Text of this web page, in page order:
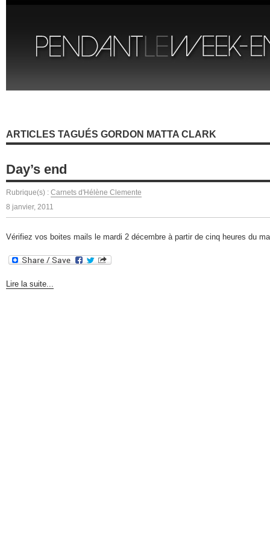
ARTICLES TAGUÉS GORDON MATTA CLARK
Day’s end
Rubrique(s) : Carnets d'Hélène Clemente
8 janvier, 2011
Vérifiez vos boites mails le mardi 2 décembre à partir de cinq heures du
Lire la suite...